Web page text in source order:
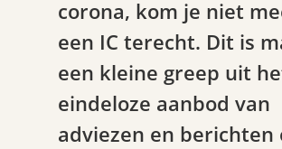
corona, kom je niet
een IC terecht. Dit is
een kleine greep uit
eindeloze aanbod van
adviezen en berichten